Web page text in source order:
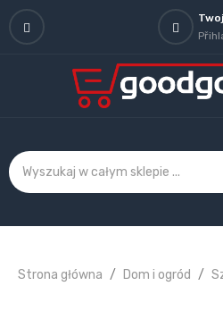
Strona główna Dom i ogród